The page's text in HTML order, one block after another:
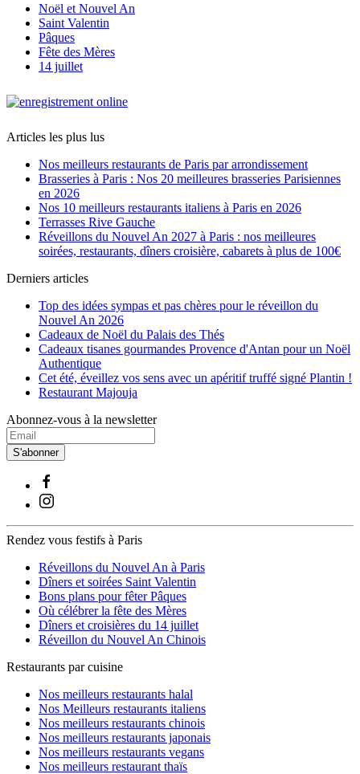
Noël et Nouvel An
Saint Valentin
Pâques
Fête des Mères
14 juillet
Articles les plus lus
Nos meilleurs restaurants de Paris par arrondissement
Brasseries à Paris : Nos 20 meilleures brasseries Parisiennes
en 2026
Nos 10 meilleurs restaurants italiens à Paris en 2026
Terrasses Rive Gauche
Réveillons du Nouvel An 2027 à Paris : nos meilleures
soirées, restaurants, dîners croisière, cabarets à plus de 100€
Derniers articles
Top des idées sympas et pas chères pour le réveillon du
Nouvel An 2026
Cadeaux de Noël du Palais des Thés
Cadeaux tisanes gourmandes Provence d'Antan pour un Noël
Authentique
Cet été, éveillez vos sens avec un apéritif truffé signé Plantin !
Restaurant Majouja
Abonnez-vous à la newsletter
S'abonner
Rendez vous festifs à Paris
Réveillons du Nouvel An à Paris
Dîners et soirées Saint Valentin
Bons plans pour fêter Pâques
Où célébrer la fête des Mères
Dîners et croisières du 14 juillet
Réveillon du Nouvel An Chinois
Restaurants par cuisine
Nos meilleurs restaurants halal
Nos Meilleurs restaurants italiens
Nos meilleurs restaurants chinois
Nos meilleurs restaurants japonais
Nos meilleurs restaurants vegans
Nos meilleurs restaurant thaïs